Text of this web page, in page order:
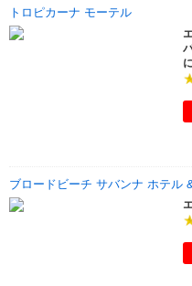
トロピカーナ モーテル
ブロードビーチ サバンナ ホテル